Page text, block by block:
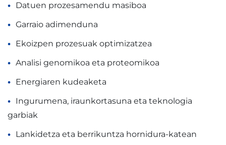
Datuen prozesamendu masiboa
Garraio adimenduna
Ekoizpen prozesuak optimizatzea
Analisi genomikoa eta proteomikoa
Energiaren kudeaketa
Ingurumena, iraunkortasuna eta teknologia
garbiak
Lankidetza eta berrikuntza hornidura-katean